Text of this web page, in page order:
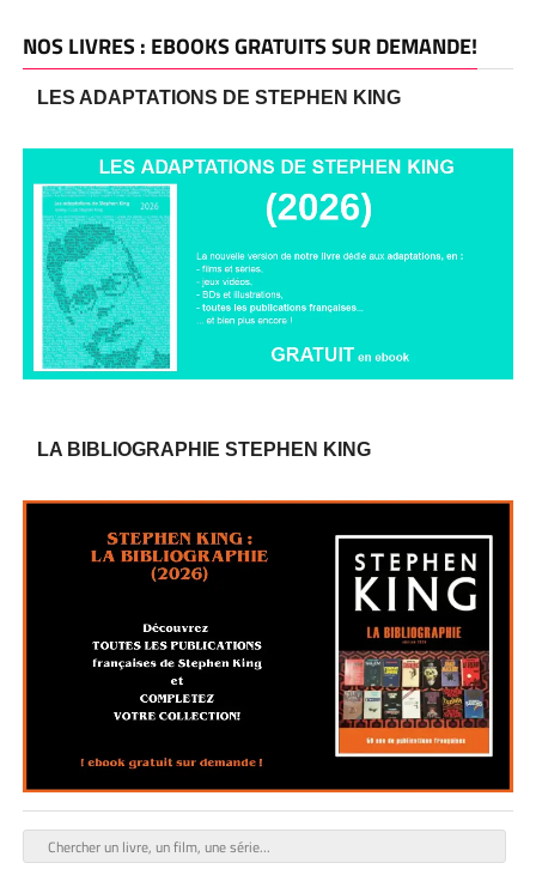
NOS LIVRES : EBOOKS GRATUITS SUR DEMANDE!
LES ADAPTATIONS DE STEPHEN KING
LA BIBLIOGRAPHIE STEPHEN KING